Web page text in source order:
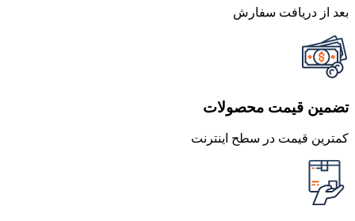
بعد از دریافت سفارش
تضمین قیمت محصولات
کمترین قیمت در سطح اینترنت